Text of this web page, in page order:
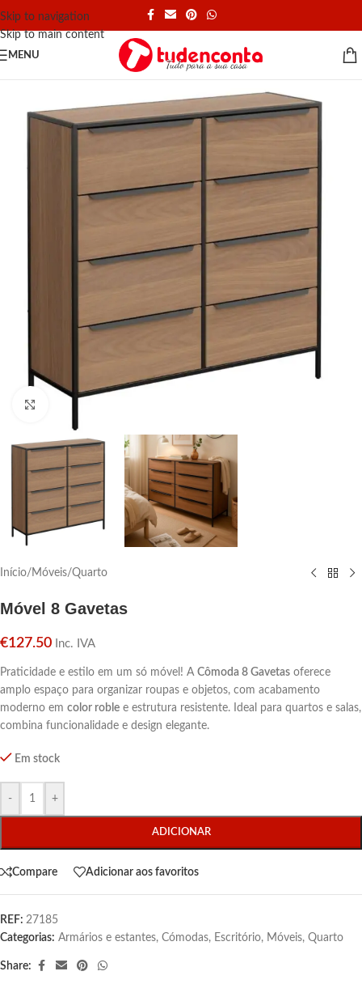
Skip to navigation
Skip to main content
MENU
Início/ Móveis/Quarto
Móvel 8 Gavetas
€127.50 Inc. IVA
Praticidade e estilo em um só móvel! A Cômoda 8 Gavetas oferece
amplo espaço para organizar roupas e objetos, com acabamento
moderno em color roble e estrutura resistente. Ideal para quartos e salas,
combina funcionalidade e design elegante.
Em stock
- +
ADICIONAR
Compare Adicionar aos favoritos
REF: 27185
Categorias: Armários e estantes, Cómodas, Escritório, Móveis, Quarto
Share: